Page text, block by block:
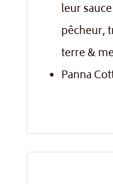
leur
pêcheur,
terre &
Panna